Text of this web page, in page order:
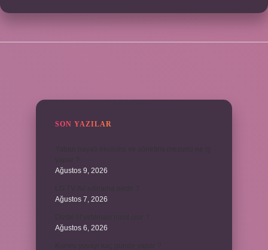
SON YAZILAR
Ağustos 9, 2026
Ağustos 7, 2026
Ağustos 6, 2026